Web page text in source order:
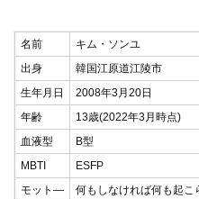
名前
キム・ソンユ
出身
韓国江原道江陵市
生年月日
2008年3月20日
年齢
13歳(2022年3月時点)
血液型
B型
MBTI
ESFP
モット―
何もしなければ何も起こ